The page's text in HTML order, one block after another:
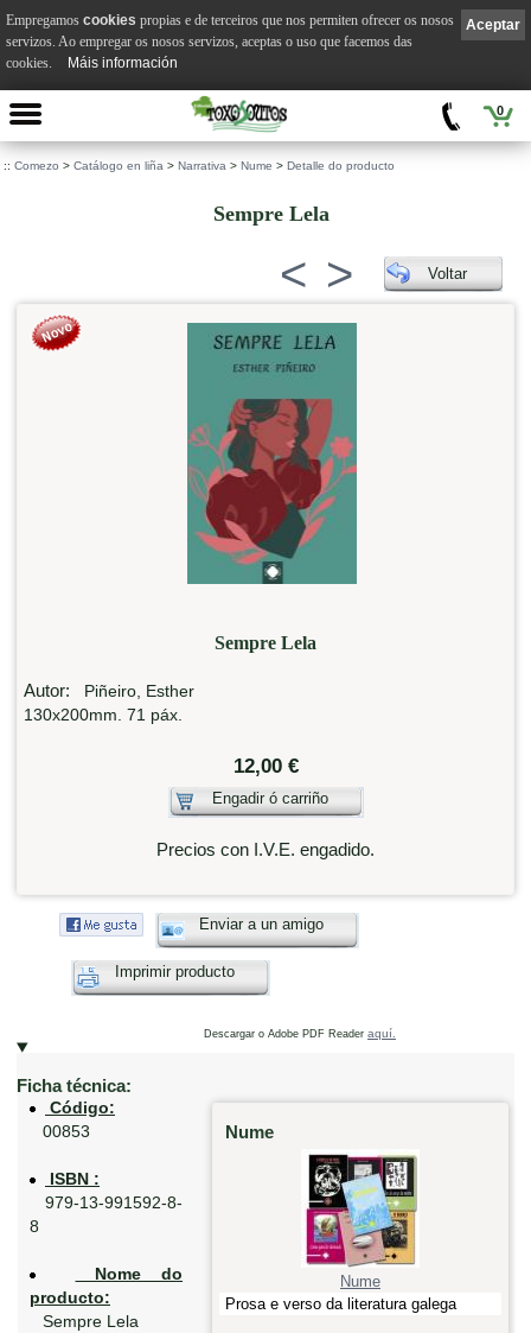
0
:: Comezo > Catálogo en liña > Narrativa > Nume > Detalle do producto
Sempre Lela
< > Voltar
Sempre Lela
Autor:
Piñeiro, Esther
130x200mm. 71 páx.
12,00 €
Engadir ó carriño
Precios con I.V.E. engadido.
Enviar a un amigo
Imprimir producto
Descargar o Adobe PDF Reader aquí.
Ficha técnica:
Nume
Nume
Prosa e verso da literatura galega
Código:
00853
ISBN :
979-13-991592-8-
8
Nome do
producto:
Sempre Lela
Aceptar
Empregamos cookies propias e de terceiros que nos permiten ofrecer os nosos
servizos. Ao empregar os nosos servizos, aceptas o uso que facemos das
cookies.
Máis información